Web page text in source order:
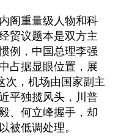
阁重量级人物和科
贸议题本是双方主
例，中国总理李强
占据显眼位置，展
次，机场由国家副主
平独揽风头，川普
、何立峰握手，却
被低调处理。